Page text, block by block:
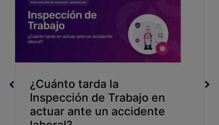
¿Cuánto tarda la
Inspección de Trabajo en
actuar ante un accidente